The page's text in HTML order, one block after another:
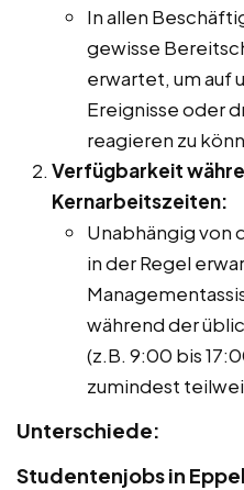
In allen
gewisse
erwartet, um auf
Ereignisse oder
reagieren zu
Verfügbarkeit
Kernarbeitszeiten:
Unabhängig von
in der Regel
während der
(z.B. 9:00 bis
zumindest
Unterschiede:
Studentenjobs in